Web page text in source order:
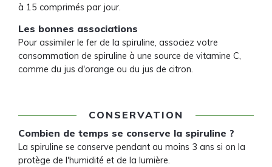
à 15 comprimés par jour.
Les bonnes associations
Pour assimiler le fer de la spiruline, associez votre
consommation de spiruline à une source de vitamine C,
comme du jus d'orange ou du jus de citron.
CONSERVATION
Combien de temps se conserve la spiruline ?
La spiruline se conserve pendant au moins 3 ans si on la
protège de l'humidité et de la lumière.